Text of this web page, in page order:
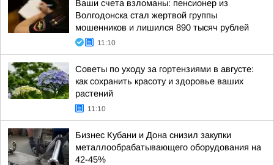
Ваши счета взломаны: пенсионер из
Волгодонска стал жертвой группы
мошенников и лишился 890 тысяч рублей
11:10
Советы по уходу за гортензиями в августе:
как сохранить красоту и здоровье ваших
растений
11:10
Бизнес Кубани и Дона снизил закупки
металлообрабатывающего оборудования на
42-45%